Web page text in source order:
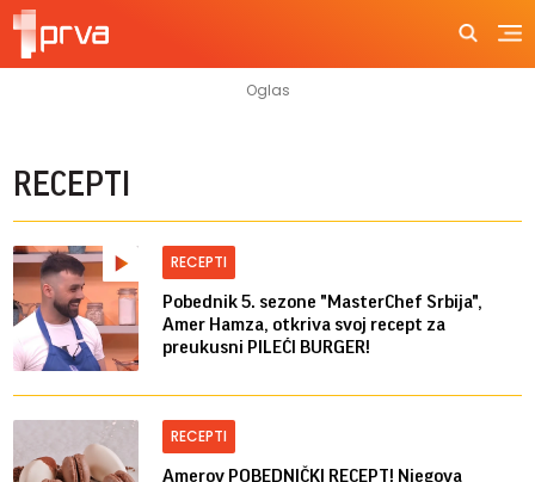
RECEPTI
RECEPTI
Pobednik 5. sezone "MasterChef Srbija",
Amer Hamza, otkriva svoj recept za
preukusni PILEĆI BURGER!
RECEPTI
Amerov POBEDNIČKI RECEPT! Njegova